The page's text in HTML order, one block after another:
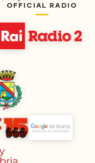
OFFICIAL RADIO